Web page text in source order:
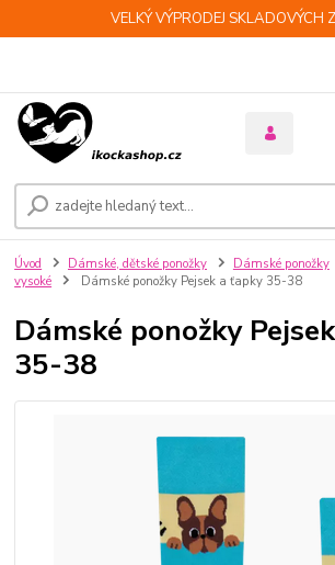
VELKÝ VÝPRODEJ SKLADOVÝCH
Úvod Dámské, dětské ponožky Dámské ponožky
vysoké
Dámské ponožky Pejsek a ťapky 35-38
Dámské ponožky
35-38